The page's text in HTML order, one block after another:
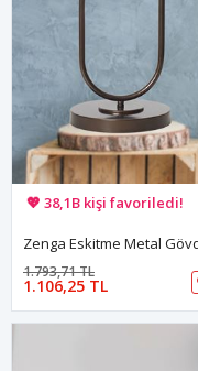
🚚 Hızlı teslimat yapılıyor!
💖 38,1B kişi favoriledi!
💸 Sepette 100 TL indirim!
1.106,25 TL
1.793,71 TL